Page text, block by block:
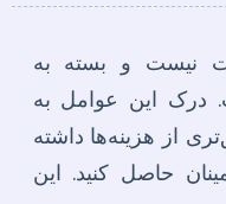
نیست و بسته به
درک این عوامل به
از هزینه‌ها داشته
حاصل کنید. این